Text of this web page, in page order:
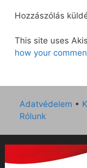
Hozzászólás
This site uses
how your
Adatvédelem •
Rólunk